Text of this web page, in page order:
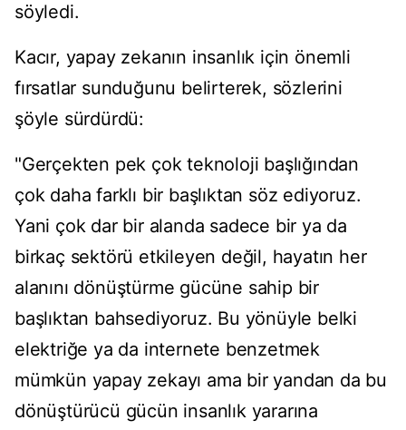
söyledi.
Kacır, yapay zekanın insanlık için önemli
fırsatlar sunduğunu belirterek, sözlerini
şöyle sürdürdü:
"Gerçekten pek çok teknoloji başlığından
çok daha farklı bir başlıktan söz ediyoruz.
Yani çok dar bir alanda sadece bir ya da
birkaç sektörü etkileyen değil, hayatın her
alanını dönüştürme gücüne sahip bir
başlıktan bahsediyoruz. Bu yönüyle belki
elektriğe ya da internete benzetmek
mümkün yapay zekayı ama bir yandan da bu
dönüştürücü gücün insanlık yararına